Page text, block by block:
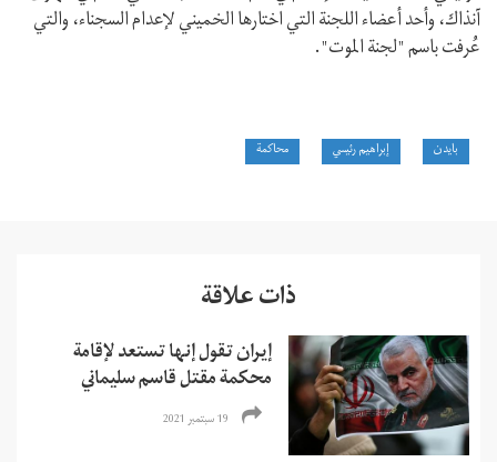
آنذاك، وأحد أعضاء اللجنة التي اختارها الخميني لإعدام السجناء، والتي
عُرفت باسم "لجنة الموت".
بايدن إبراهيم رئيسي محاكمة
ذات علاقة
إيران تقول إنها تستعد لإقامة
محكمة مقتل قاسم سليماني
19 سبتمبر 2021